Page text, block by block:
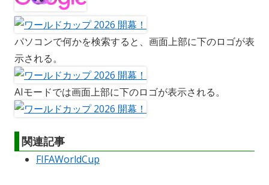
パソコンで何かを検索すると、画面上部に下のロゴが表
示される。
AIモードでは画面上部に下のロゴが表示される。
関連記事
FIFAWorldCup